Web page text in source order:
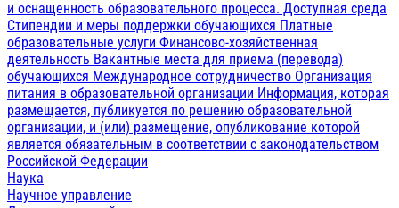
и оснащенность образовательного процесса. Доступная среда
Стипендии и меры поддержки обучающихся Платные
образовательные услуги Финансово-хозяйственная
деятельность Вакантные места для приема (перевода)
обучающихся Международное сотрудничество Организация
питания в образовательной организации Информация, которая
размещается, публикуется по решению образовательной
организации, и (или) размещение, опубликование которой
является обязательным в соответствии с законодательством
Российской Федерации
Наука
Научное управление